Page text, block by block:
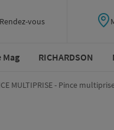
Rendez-vous
Mag RICHARDSON
MULTIPRISE - Pince